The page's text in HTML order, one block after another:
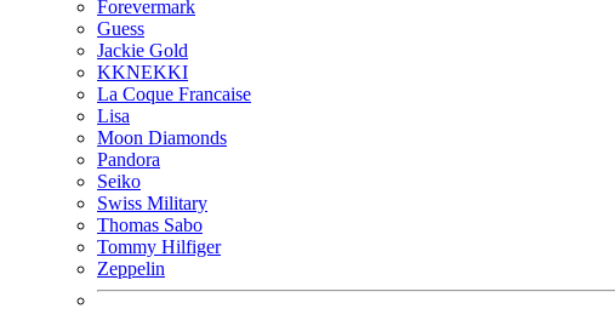
Forevermark
Guess
Jackie Gold
KKNEKKI
La Coque Francaise
Lisa
Moon Diamonds
Pandora
Seiko
Swiss Military
Thomas Sabo
Tommy Hilfiger
Zeppelin